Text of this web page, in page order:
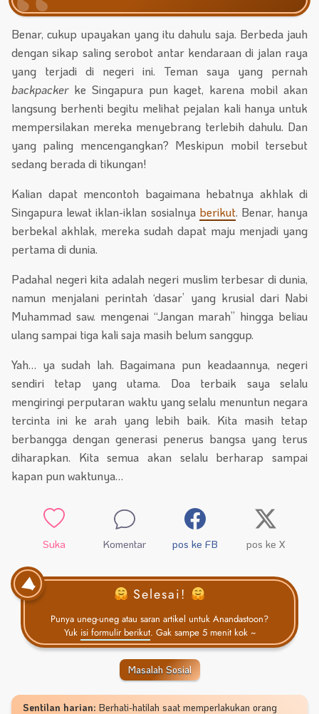
Benar, cukup upayakan yang itu dahulu saja. Berbeda jauh
dengan sikap saling serobot antar kendaraan di jalan raya
yang terjadi di negeri ini. Teman saya yang pernah
backpackerke Singapura pun kaget, karena mobil akan
langsung berhenti begitu melihat pejalan kali hanya untuk
mempersilakan mereka menyebrang terlebih dahulu. Dan
yang paling mencengangkan? Meskipun mobil tersebut
sedang berada di tikungan!
Kalian dapat mencontoh bagaimana hebatnya akhlak di
Singapura lewat iklan-iklan sosialnya berikut. Benar, hanya
berbekal akhlak, mereka sudah dapat maju menjadi yang
pertama di dunia.
Padahal negeri kita adalah negeri muslim terbesar di dunia,
namun menjalani perintah ‘dasar’ yang krusial dari Nabi
Muhammad saw. mengenai “Jangan marah” hingga beliau
ulang sampai tiga kali saja masih belum sanggup.
Yah… ya sudah lah. Bagaimana pun keadaannya, negeri
sendiri tetap yang utama. Doa terbaik saya selalu
mengiringi perputaran waktu yang selalu menuntun negara
tercinta ini ke arah yang lebih baik. Kita masih tetap
berbangga dengan generasi penerus bangsa yang terus
diharapkan. Kita semua akan selalu berharap sampai
kapan pun waktunya…
Suka Komentar pos ke FB pos ke X
Selesai!
Punya uneg-uneg atau saran artikel untuk Anandastoon?
Yuk isi formulir berikut. Gak sampe 5 menit kok ~
Masalah Sosial
Sentilan harian: Berhati-hatilah saat memperlakukan orang